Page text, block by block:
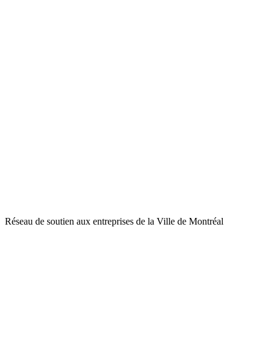
Réseau de soutien aux entreprises de la Ville de Montréal